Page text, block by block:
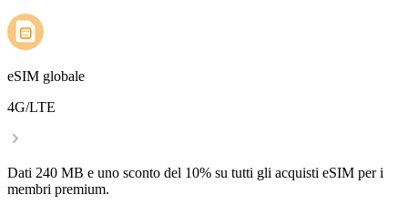
eSIM globale
4G/LTE
Dati 240 MB e uno sconto del 10% su tutti gli acquisti eSIM per i
membri premium.